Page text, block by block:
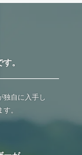
。
独自に入手し
。